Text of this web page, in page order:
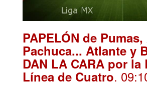
PAPELÓN de
Pachuca... Atlante y
DAN LA CARA por la
Línea de Cuatro.